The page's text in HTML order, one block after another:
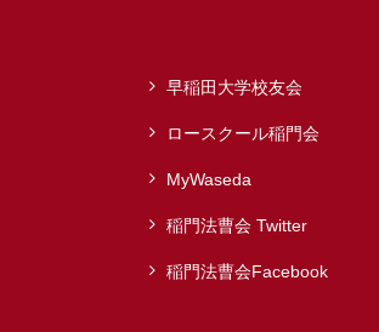
早稲田大学校友会
ロースクール稲門会
MyWaseda
稲門法曹会 Twitter
稲門法曹会Facebook